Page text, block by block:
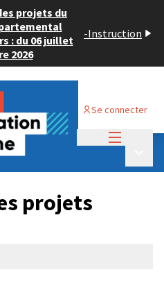
projets du
: du 06 juillet
2026
-Instruction
Se connecter
2024
projets